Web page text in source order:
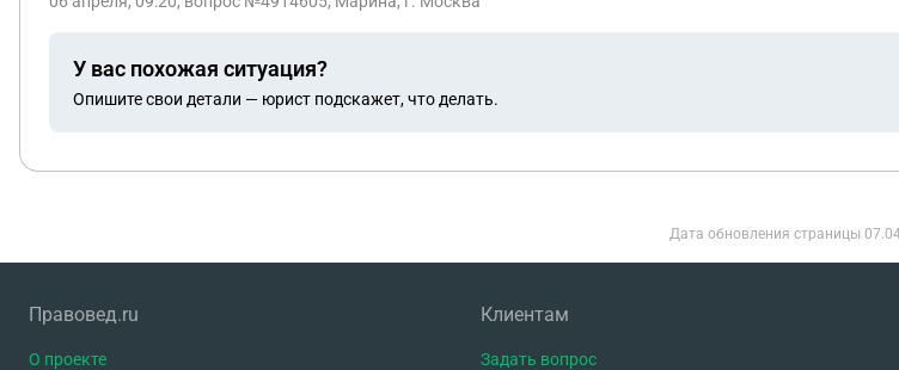
У вас похожая ситуация?
Опишите свои детали — юрист подскажет, что делать.
Дата обновления страницы
Правовед.ru
О проекте
Клиентам
Задать вопрос